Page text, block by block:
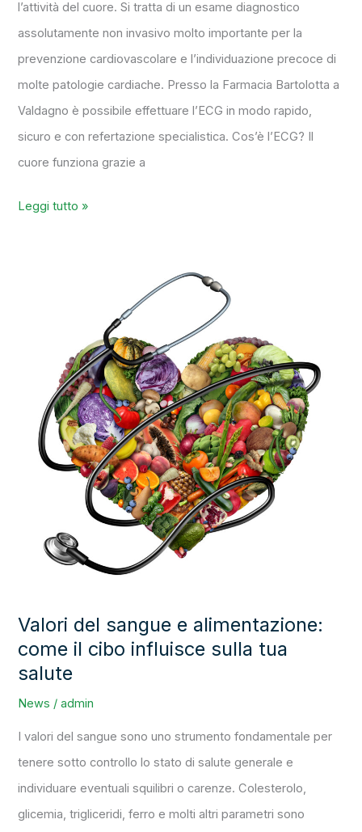
l’attività del cuore. Si tratta di un esame diagnostico
assolutamente non invasivo molto importante per la
prevenzione cardiovascolare e l’individuazione precoce di
molte patologie cardiache. Presso la Farmacia Bartolotta a
Valdagno è possibile effettuare l’ECG in modo rapido,
sicuro e con refertazione specialistica. Cos’è l’ECG? Il
cuore funziona grazie a
Leggi tutto »
Valori del sangue e alimentazione:
come il cibo influisce sulla tua
salute
News /admin
I valori del sangue sono uno strumento fondamentale per
tenere sotto controllo lo stato di salute generale e
individuare eventuali squilibri o carenze. Colesterolo,
glicemia, trigliceridi, ferro e molti altri parametri sono
alimentazione:
come
cibo
salute